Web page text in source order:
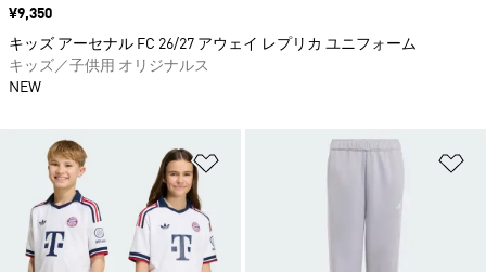
ほしいものリストに追加
価格
¥9,350
キッズ アーセナル FC 26/27 アウェイ レプリカ ユニフォーム
キッズ／子供用 オリジナルス
NEW